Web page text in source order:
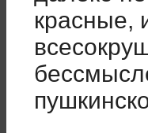
красные,